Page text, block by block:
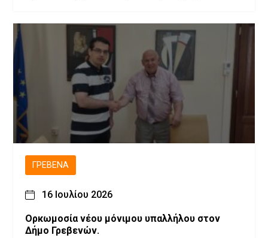
ΓΡΕΒΕΝΆ
16 Ιουλίου 2026
Ορκωμοσία νέου μόνιμου υπαλλήλου στον
Δήμο Γρεβενών.